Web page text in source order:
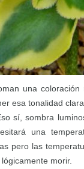
una
esa tonalidad
sí, sombra
una
pero las
morir.